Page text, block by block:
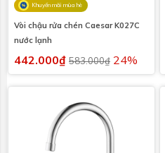
Khuyến mãi mùa hè
Vòi chậu rửa chén Caesar K027C
nước lạnh
442.000₫ 583.000₫ 24%